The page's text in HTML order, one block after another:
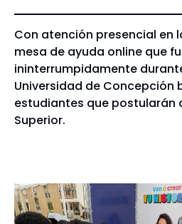
Con atención presencial en
mesa de ayuda online que
ininterrumpidamente
Universidad de Concepción
estudiantes que postularán
Superior.